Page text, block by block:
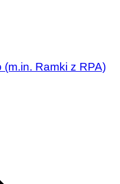
(m.in. Ramki z RPA)